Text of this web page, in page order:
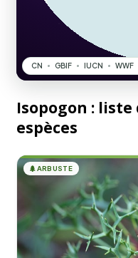
Isopogon :
espèces
🌲ARBUSTE